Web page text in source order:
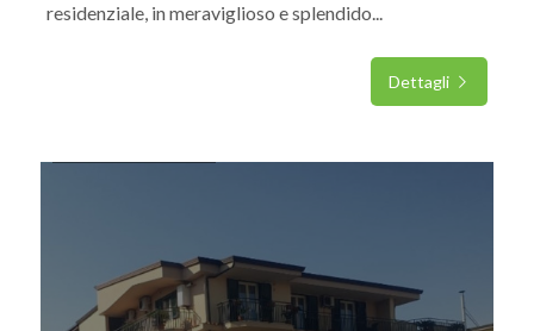
residenziale, in meraviglioso e splendido...
Dettagli